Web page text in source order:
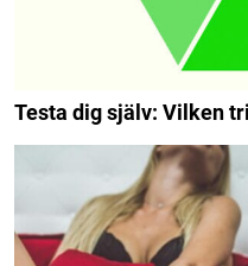
Testa dig själv: Vilken